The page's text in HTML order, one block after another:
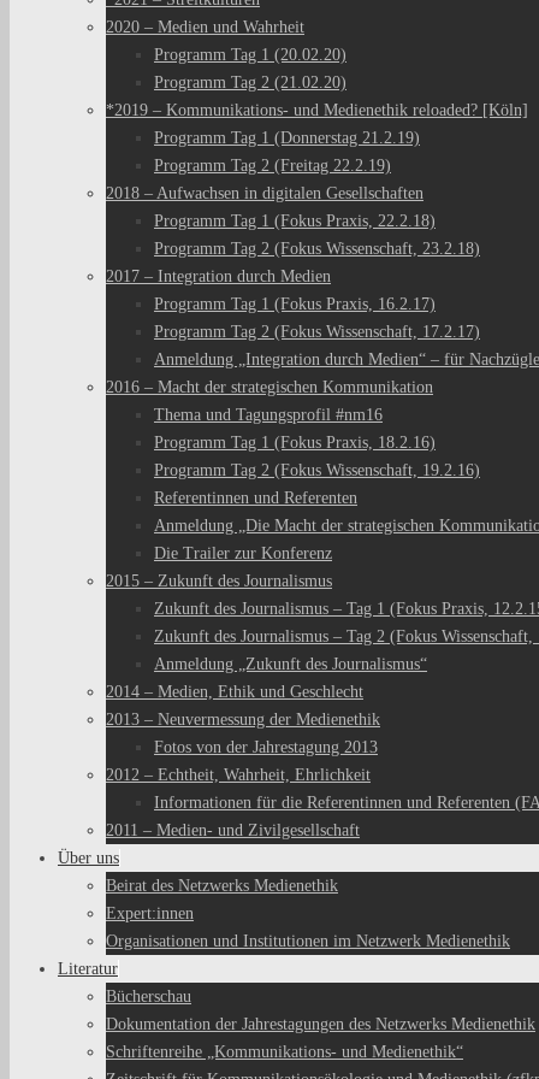
2020 – Medien und Wahrheit
Programm Tag 1 (20.02.20)
Programm Tag 2 (21.02.20)
*2019 – Kommunikations- und Medienethik reloaded? [Köln]
Programm Tag 1 (Donnerstag 21.2.19)
Programm Tag 2 (Freitag 22.2.19)
2018 – Aufwachsen in digitalen Gesellschaften
Programm Tag 1 (Fokus Praxis, 22.2.18)
Programm Tag 2 (Fokus Wissenschaft, 23.2.18)
2017 – Integration durch Medien
Programm Tag 1 (Fokus Praxis, 16.2.17)
Programm Tag 2 (Fokus Wissenschaft, 17.2.17)
Anmeldung „Integration durch Medien“ – für
2016 – Macht der strategischen Kommunikation
Thema und Tagungsprofil #nm16
Programm Tag 1 (Fokus Praxis, 18.2.16)
Programm Tag 2 (Fokus Wissenschaft, 19.2.16)
Referentinnen und Referenten
Anmeldung „Die Macht der strategischen
Die Trailer zur Konferenz
2015 – Zukunft des Journalismus
Zukunft des Journalismus – Tag 1 (Fokus Praxis,
Zukunft des Journalismus – Tag 2 (Fokus Wissenschaft,
Anmeldung „Zukunft des Journalismus“
2014 – Medien, Ethik und Geschlecht
2013 – Neuvermessung der Medienethik
Fotos von der Jahrestagung 2013
2012 – Echtheit, Wahrheit, Ehrlichkeit
Informationen für die Referentinnen und Referenten
2011 – Medien- und Zivilgesellschaft
Über uns
Beirat des Netzwerks Medienethik
Expert:innen
Organisationen und Institutionen im Netzwerk Medienethik
Literatur
Bücherschau
Dokumentation der Jahrestagungen des Netzwerks Medienethik
Schriftenreihe „Kommunikations- und Medienethik“